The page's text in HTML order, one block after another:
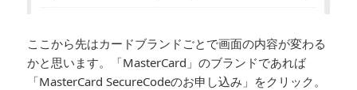
ここから先はカードブランドごとで画面の内容が変わる
かと思います。「MasterCard」のブランドであれば
「MasterCard SecureCodeのお申し込み」をクリック。